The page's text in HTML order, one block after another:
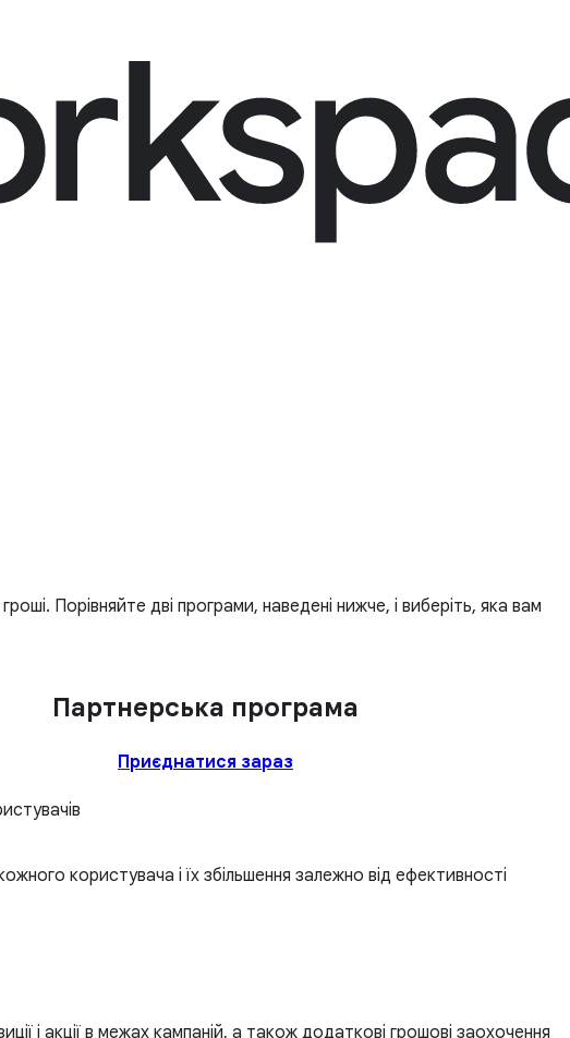
Порівняйте дві програми, наведені нижче, і виберіть, яка вам
Партнерська програма
Приєднатися зараз
кожного користувача і їх збільшення залежно від ефективності
і акції в межах кампаній, а також додаткові грошові заохочення